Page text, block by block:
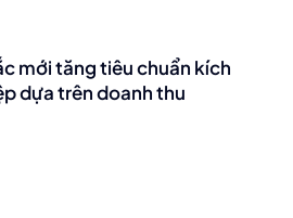
mới tăng tiêu chuẩn kích
dựa trên doanh thu